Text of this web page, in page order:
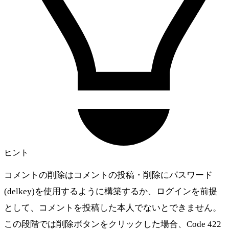
ヒント
コメントの削除はコメントの投稿・削除にパスワード
(delkey)を使用するように構築するか、ログインを前提
として、コメントを投稿した本人でないとできません。
この段階では削除ボタンをクリックした場合、Code 422